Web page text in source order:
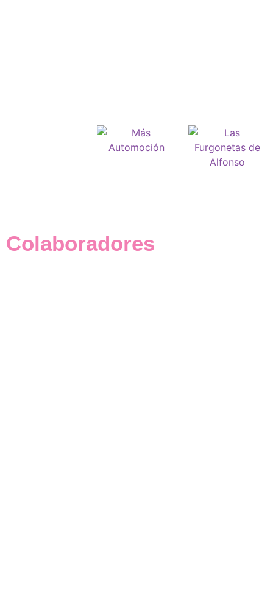
Colaboradores